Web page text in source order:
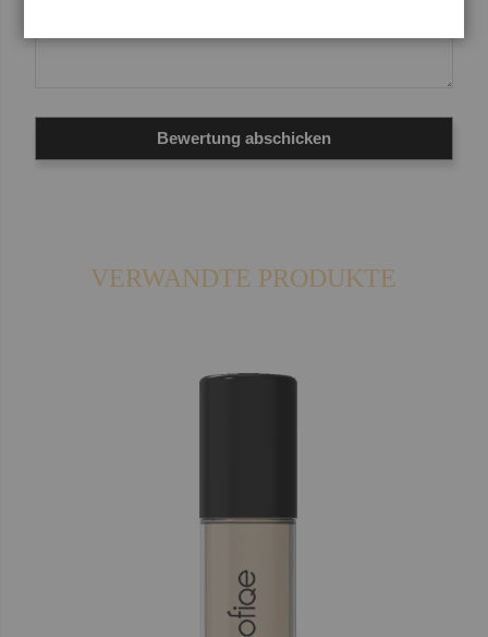
Bewertung abschicken
VERWANDTE PRODUKTE